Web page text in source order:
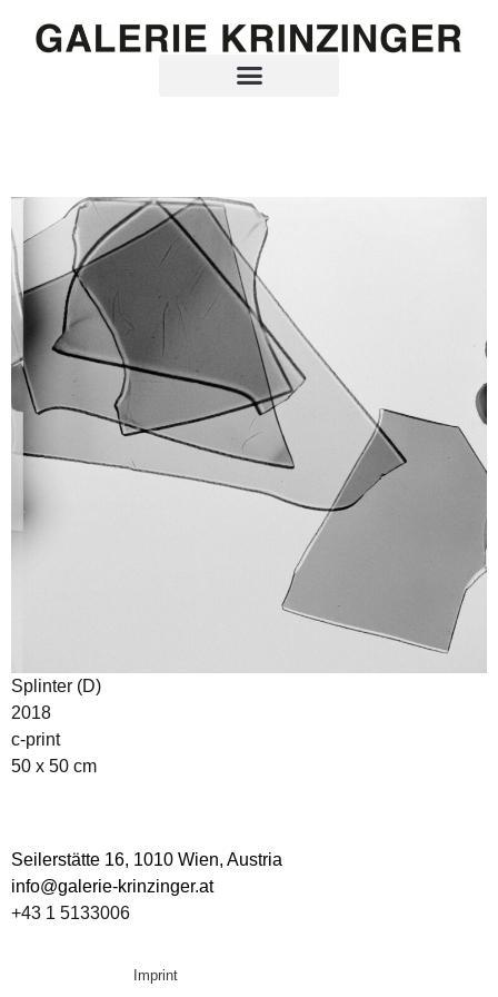
Splinter (D)
2018
c-print
50 x 50 cm
Seilerstätte 16, 1010 Wien, Austria
info@galerie-krinzinger.at
+43 1 5133006
Imprint